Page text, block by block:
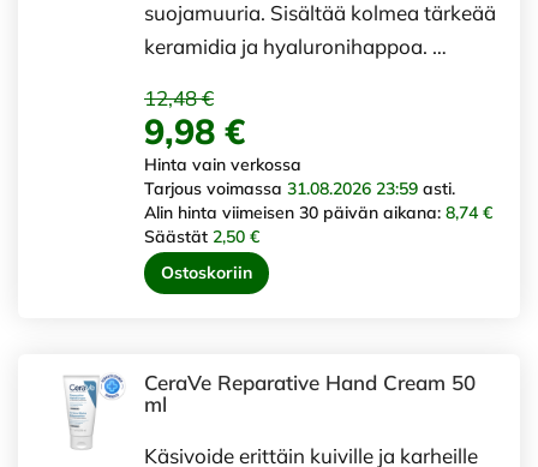
suojamuuria. Sisältää kolmea tärkeää
keramidia ja hyaluronihappoa. …
12,48 €
9,98 €
Hinta vain verkossa
Tarjous voimassa 31.08.2026 23:59 asti.
Alin hinta viimeisen 30 päivän aikana: 8,74 €
Säästät 2,50 €
Ostoskoriin
CeraVe Reparative Hand Cream 50
ml
Käsivoide erittäin kuiville ja karheille